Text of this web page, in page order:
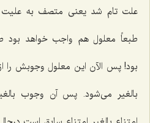
علت تام شد یعنی متصف به
طبعاً معلول هم واجب خواهد بود
بود! پس الآن این معلول وجوبش را
بالغیر می‌شود. پس آن وجوب